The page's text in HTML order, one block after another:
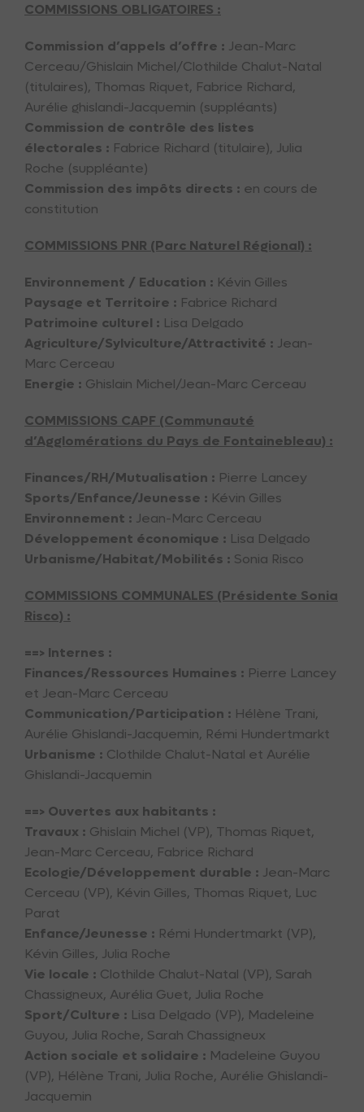
COMMISSIONS OBLIGATOIRES :
Commission d’appels d’offre : Jean-Marc
Cerceau/Ghislain Michel/Clothilde Chalut-Natal
(titulaires), Thomas Riquet, Fabrice Richard,
Aurélie ghislandi-Jacquemin (suppléants)
Commission de contrôle des listes
électorales : Fabrice Richard (titulaire), Julia
Roche (suppléante)
Commission des impôts directs : en cours de
constitution
COMMISSIONS PNR (Parc Naturel Régional) :
Environnement / Education : Kévin Gilles
Paysage et Territoire : Fabrice Richard
Patrimoine culturel : Lisa Delgado
Agriculture/Sylviculture/Attractivité : Jean-
Marc Cerceau
Energie : Ghislain Michel/Jean-Marc Cerceau
COMMISSIONS CAPF (Communauté
d’Agglomérations du Pays de Fontainebleau) :
Finances/RH/Mutualisation : Pierre Lancey
Sports/Enfance/Jeunesse : Kévin Gilles
Environnement : Jean-Marc Cerceau
Développement économique : Lisa Delgado
Urbanisme/Habitat/Mobilités : Sonia Risco
COMMISSIONS COMMUNALES (Présidente Sonia
Risco) :
==> Internes :
Finances/Ressources Humaines : Pierre Lancey
et Jean-Marc Cerceau
Communication/Participation : Hélène Trani,
Aurélie Ghislandi-Jacquemin, Rémi Hundertmarkt
Urbanisme : Clothilde Chalut-Natal et Aurélie
Ghislandi-Jacquemin
==> Ouvertes aux habitants :
Travaux : Ghislain Michel (VP), Thomas Riquet,
Jean-Marc Cerceau, Fabrice Richard
Ecologie/Développement durable : Jean-Marc
Cerceau (VP), Kévin Gilles, Thomas Riquet, Luc
Parat
Enfance/Jeunesse : Rémi Hundertmarkt (VP),
Kévin Gilles, Julia Roche
Vie locale : Clothilde Chalut-Natal (VP), Sarah
Chassigneux, Aurélia Guet, Julia Roche
Sport/Culture : Lisa Delgado (VP), Madeleine
Guyou, Julia Roche, Sarah Chassigneux
Action sociale et solidaire : Madeleine Guyou
(VP), Hélène Trani, Julia Roche, Aurélie Ghislandi-
Jacquemin